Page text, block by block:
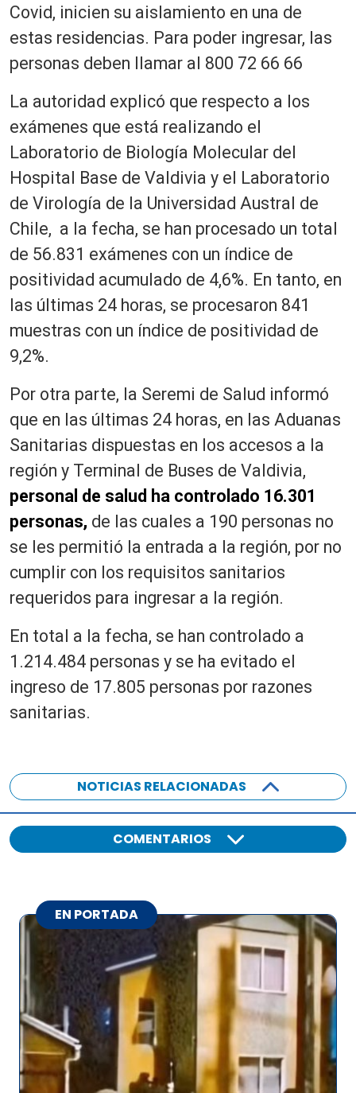
Covid, inicien su aislamiento en una de
estas residencias. Para poder ingresar, las
personas deben llamar al 800 72 66 66
La autoridad explicó que respecto a los
exámenes que está realizando el
Laboratorio de Biología Molecular del
Hospital Base de Valdivia y el Laboratorio
de Virología de la Universidad Austral de
Chile, a la fecha, se han procesado un total
de 56.831 exámenes con un índice de
positividad acumulado de 4,6%. En tanto, en
las últimas 24 horas, se procesaron 841
muestras con un índice de positividad de
9,2%.
Por otra parte, la Seremi de Salud informó
que en las últimas 24 horas, en las Aduanas
Sanitarias dispuestas en los accesos a la
región y Terminal de Buses de Valdivia,
personal de salud ha controlado 16.301
personas, de las cuales a 190 personas no
se les permitió la entrada a la región, por no
cumplir con los requisitos sanitarios
requeridos para ingresar a la región.
En total a la fecha, se han controlado a
1.214.484 personas y se ha evitado el
ingreso de 17.805 personas por razones
sanitarias.
NOTICIAS RELACIONADAS
COMENTARIOS
EN PORTADA